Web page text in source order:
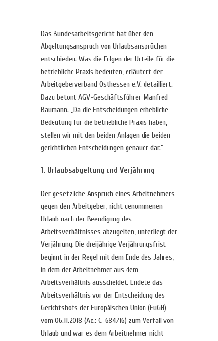
Das Bundesarbeitsgericht hat über den
Abgeltungsanspruch von Urlaubsansprüchen
entschieden. Was die Folgen der Urteile für die
betriebliche Praxis bedeuten, erläutert der
Arbeitgeberverband Osthessen e.V. detailliert.
Dazu betont AGV-Geschäftsführer Manfred
Baumann. „Da die Entscheidungen erhebliche
Bedeutung für die betriebliche Praxis haben,
stellen wir mit den beiden Anlagen die beiden
gerichtlichen Entscheidungen genauer dar.“
1. Urlaubsabgeltung und Verjährung
Der gesetzliche Anspruch eines Arbeitnehmers
gegen den Arbeitgeber, nicht genommenen
Urlaub nach der Beendigung des
Arbeitsverhältnisses abzugelten, unterliegt der
Verjährung. Die dreijährige Verjährungsfrist
beginnt in der Regel mit dem Ende des Jahres,
in dem der Arbeitnehmer aus dem
Arbeitsverhältnis ausscheidet. Endete das
Arbeitsverhältnis vor der Entscheidung des
Gerichtshofs der Europäischen Union (EuGH)
vom 06.11.2018 (Az.: C-684/16) zum Verfall von
Urlaub und war es dem Arbeitnehmer nicht